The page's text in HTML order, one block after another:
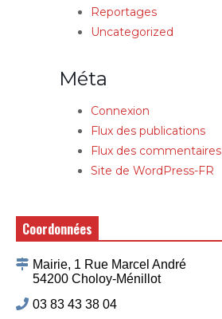
Reportages
Uncategorized
Méta
Connexion
Flux des publications
Flux des commentaires
Site de WordPress-FR
Coordonnées
Mairie, 1 Rue Marcel André
54200 Choloy-Ménillot
03 83 43 38 04